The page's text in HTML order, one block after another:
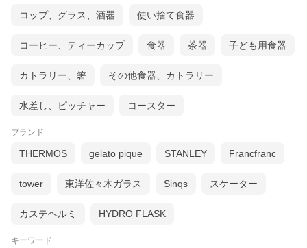
コップ、グラス、酒器 使い捨て食器
コーヒー、ティーカップ 食器 茶器 子ども用食器
カトラリー、箸 その他食器、カトラリー
水差し、ピッチャー コースター
ブランド
THERMOS gelato pique STANLEY Francfranc
tower 東洋佐々木ガラス Sinqs スケーター
カステヘルミ HYDRO FLASK
キーワード